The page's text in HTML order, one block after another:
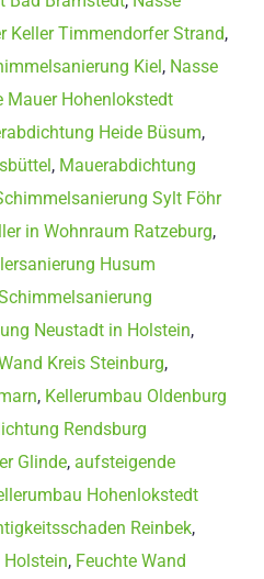
Keller Timmendorfer Strand,
Kiel, Nasse
Mauer Hohenlokstedt
Heide Büsum,
, Mauerabdichtung
Sylt Föhr
in Wohnraum Ratzeburg,
Husum
Neustadt in Holstein,
Kreis Steinburg,
, Kellerumbau Oldenburg
Rendsburg
Glinde, aufsteigende
Hohenlokstedt
Reinbek,
Holstein, Feuchte Wand